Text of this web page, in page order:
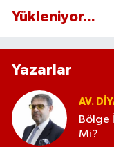
Yükleniyor...
Yazarlar
AV.
Bölge
Mi?